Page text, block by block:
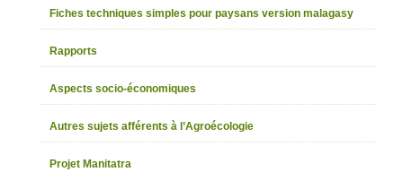
Fiches techniques simples pour paysans version malagasy
Rapports
Aspects socio-économiques
Autres sujets afférents à l’Agroécologie
Projet Manitatra